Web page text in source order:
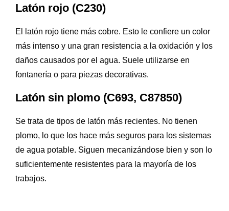
Latón rojo (C230)
El latón rojo tiene más cobre. Esto le confiere un color
más intenso y una gran resistencia a la oxidación y los
daños causados por el agua. Suele utilizarse en
fontanería o para piezas decorativas.
Latón sin plomo (C693, C87850)
Se trata de tipos de latón más recientes. No tienen
plomo, lo que los hace más seguros para los sistemas
de agua potable. Siguen mecanizándose bien y son lo
suficientemente resistentes para la mayoría de los
trabajos.